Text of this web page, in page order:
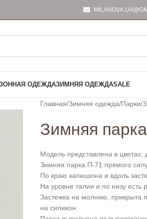
ОДЕЖДАЗИМНЯЯ ОДЕЖДАSALE
Главная Зимняя одежда Парки
Зимняя
Модель представлена в цветах:
Зимняя парка П-71 прямого
По краю капюшона и вдоль
На уровне талии и по низу есть
Застежка на молнию, прикрыта
на силикон.